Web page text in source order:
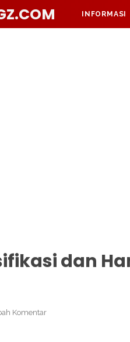
INFORMASI
dan
Komentar